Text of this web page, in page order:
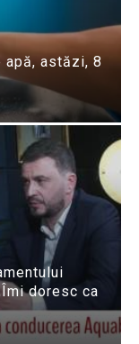
apă, astăzi, 8
doresc ca